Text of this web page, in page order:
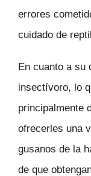
errores
cuidado de
En cuanto a su
insectívoro, lo
principalmente
ofrecerles una
gusanos de la
de que